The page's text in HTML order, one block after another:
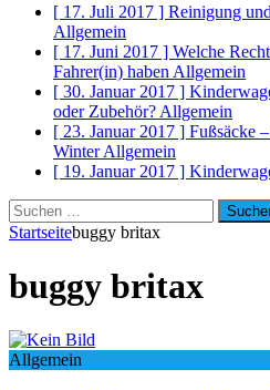
[ 17. Juli 2017 ] Reinigung
Allgemein
[ 17. Juni 2017 ] Welche
Fahrer(in) haben Allgemein
[ 30. Januar 2017 ]
oder Zubehör? Allgemein
[ 23. Januar 2017 ] Fußsäcke
WinterAllgemein
[ 19. Januar 2017 ]
Suchen
nach:
Startseitebuggy britax
buggy britax
Allgemein